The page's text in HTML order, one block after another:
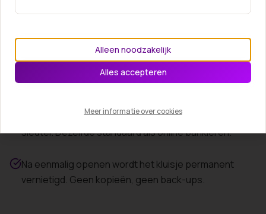
Privacy & veiligheid
Medewerkers van Attendo kunnen de inhoud niet
inzien — ook niet op verzoek.
AES-GCM versleuteling met PBKDF2-afgeleide
sleutel. Dezelfde standaard als online bankieren.
Na eenmalig openen wordt het kluisje permanent
vernietigd. Geen kopieën, geen back-ups.
Alleen noodzakelijk
Alles accepteren
Meer informatie over cookies